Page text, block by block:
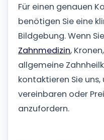
Für einen genauen
benötigen Sie eine
Bildgebung. Wenn
Zahnmedizin,
allgemeine
kontaktieren Sie
vereinbaren oder
anzufordern.